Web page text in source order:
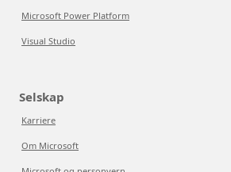
Microsoft Power Platform
Visual Studio
Selskap
Karriere
Om Microsoft